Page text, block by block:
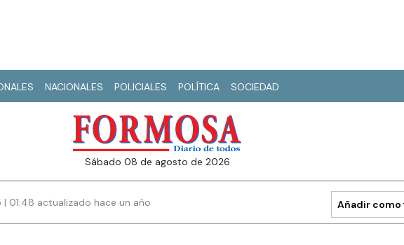
NACIONALES POLICIALES POLÍTICA SOCIEDAD
sábado 08 de agosto de 2026
| 01:48 actualizado hace un año Añadir como